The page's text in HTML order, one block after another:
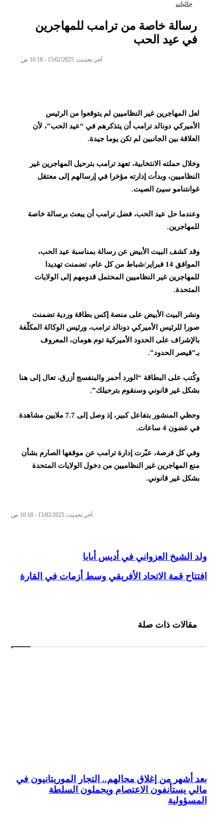
جاليات
رسالة خاصة من ترامب للمهاجرين
في عيد الحب
آخر تحديث: 15/02/2025 - 10:18 ص
لعل المهاجرين غير النظاميين لم يتوقعوا من الرئيس
الأميركي دونالد ترامب أن يتذكرهم في “عيد الحب”، لأن
العلاقة بين الجانبين لم تكن يوما جيدة.
وخلال حملته الانتخابية، تعهد ترامب بترحيل المهاجرين غير
النظاميين، وبدأت إدارته مؤخرا في إرسالهم إلى معتقل
غوانتنامو سيئ الصيت.
وعندما حل عيد الحب، فضل ترامب أن يبعث برسالة خاصة
للمهاجرين.
وقد كشف البيت الأبيض عن رسالة بمناسبة عيد الحب،
الموافق 14 فبراير/شباط من كل عام، تضمنت تهديدا
للمهاجرين غير النظاميين المحتمل قدومهم إلى الولايات
المتحدة.
ونشر البيت الأبيض على منصة إكس بطاقة وردية تضمنت
صورا للرئيس الأميركي دونالد ترامب، ورئيس الوكالة المكلّفة
بالإشراف على الحدود الأميركية توم هومان، المعروف
بـ”قيصر الحدود”.
وكُتب على البطاقة “الورد أحمر والبنفسج أزرق، تعال إلى هنا
بشكل غير قانوني وسنقوم بترحيلك”.
وحظي المنشور بتفاعل كبير، إذ وصل إلى 7.7 ملايين مشاهدة
في غضون 4 ساعات.
وفي كل فرصة، عبّرت إدارة ترامب عن موقفها الصارم بشأن
منع المهاجرين غير النظاميين من دخول الولايات المتحدة
بشكل غير قانوني.
آخر تحديث: 15/02/2025 - 10:18 ص
ولد الشيخ العزواني في أديس أبابا
افتتاح قمة الاتحاد الأفريقي وسط أزمات في القارة
مقالات ذات صلة
بعد أشهر من إغلاق محالهم.. التجار الموريتانيون في
مالي يستأنفون الاعتصام ويحملون السلطة
المسؤولية